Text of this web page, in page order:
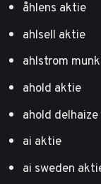
åhlens aktie
ahlsell aktie
ahlstrom
ahold aktie
ahold
ai aktie
ai sweden